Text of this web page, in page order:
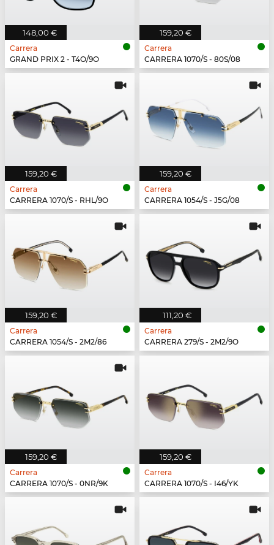
148,00 €
Carrera
GRAND PRIX 2 - T4O/9O
159,20 €
Carrera
CARRERA 1070/S - 80S/08
159,20 €
Carrera
CARRERA 1070/S - RHL/9O
159,20 €
Carrera
CARRERA 1054/S - J5G/08
159,20 €
Carrera
CARRERA 1054/S - 2M2/86
111,20 €
Carrera
CARRERA 279/S - 2M2/9O
159,20 €
Carrera
CARRERA 1070/S - 0NR/9K
159,20 €
Carrera
CARRERA 1070/S - I46/YK